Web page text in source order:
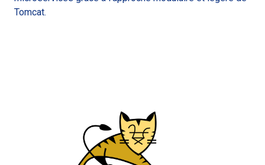
Tomcat.